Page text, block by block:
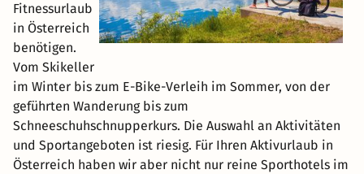
Fitnessurlaub
in Österreich
benötigen.
Vom Skikeller
im Winter bis zum E-Bike-Verleih im Sommer, von der
geführten Wanderung bis zum
Schneeschuhschnupperkurs. Die Auswahl an Aktivitäten
und Sportangeboten ist riesig. Für Ihren Aktivurlaub in
Österreich haben wir aber nicht nur reine Sporthotels im